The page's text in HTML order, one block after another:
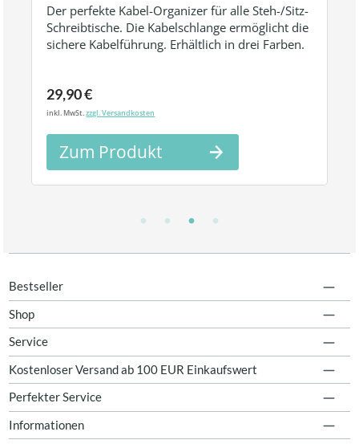
Der perfekte Kabel-Organizer für alle Steh-/Sitz-
Schreibtische. Die Kabelschlange ermöglicht die
sichere Kabelführung. Erhältlich in drei Farben.
29,90 €
inkl. MwSt.zzgl. Versandkosten
Zum Produkt
Bestseller
Shop
Service
Kostenloser Versand ab 100 EUR Einkaufswert
Perfekter Service
Informationen